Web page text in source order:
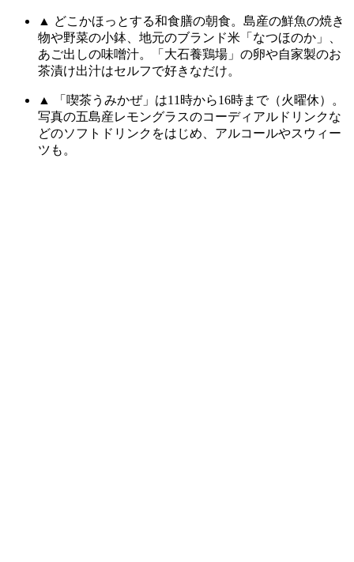
▲ どこかほっとする和食膳の朝食。島産の鮮魚の焼き
物や野菜の小鉢、地元のブランド米「なつほのか」、
あご出しの味噌汁。「大石養鶏場」の卵や自家製のお
茶漬け出汁はセルフで好きなだけ。
▲ 「喫茶うみかぜ」は11時から16時まで（火曜休）。
写真の五島産レモングラスのコーディアルドリンクな
どのソフトドリンクをはじめ、アルコールやスウィー
ツも。